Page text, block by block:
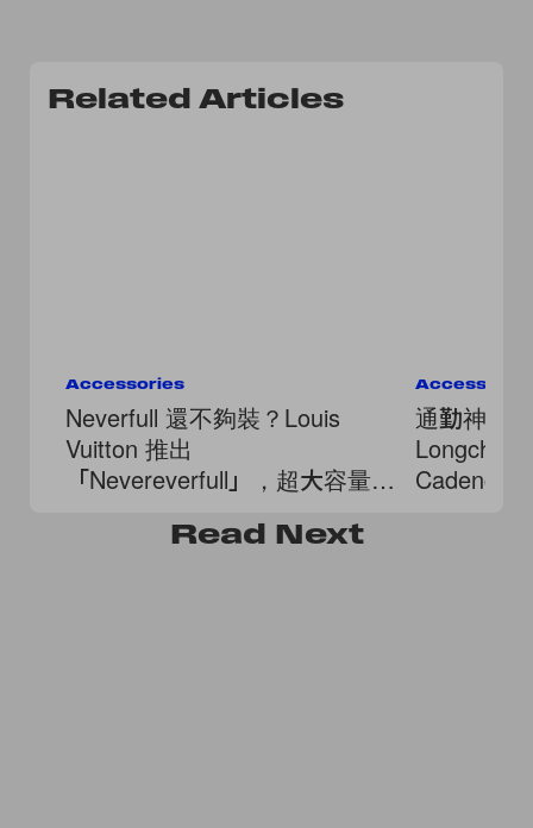
Related Articles
Accessories
Neverfull 還不夠裝？Louis
Vuitton 推出
「Nevereverfull」，超大容量、
通勤神包
Cadence
Read Next